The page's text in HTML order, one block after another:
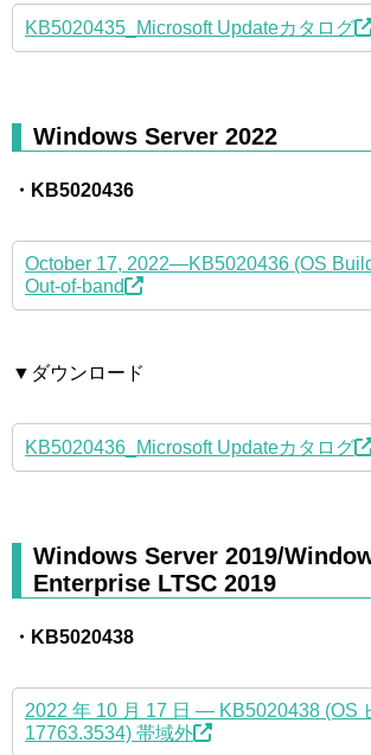
KB5020435_Microsoft Updateカタログ
Windows Server 2022
・KB5020436
October 17, 2022—KB5020436 (OS
Out-of-band
▼ダウンロード
KB5020436_Microsoft Updateカタログ
Windows Server 2019/
Enterprise LTSC 2019
・KB5020438
2022 年 10 月 17 日 — KB5020438 (OS
17763.3534) 帯域外